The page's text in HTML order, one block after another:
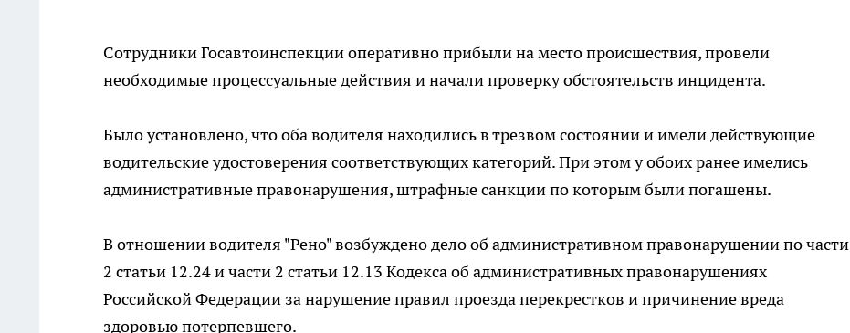
Сотрудники Госавтоинспекции оперативно прибыли на место происшествия, провели
необходимые процессуальные действия и начали проверку обстоятельств инцидента.
Было установлено, что оба водителя находились в трезвом состоянии и имели действующие
водительские удостоверения соответствующих категорий. При этом у обоих ранее имелись
административные правонарушения, штрафные санкции по которым были погашены.
В отношении водителя "Рено" возбуждено дело об административном правонарушении по части
2 статьи 12.24 и части 2 статьи 12.13 Кодекса об административных правонарушениях
Российской Федерации за нарушение правил проезда перекрестков и причинение вреда
здоровью потерпевшего.